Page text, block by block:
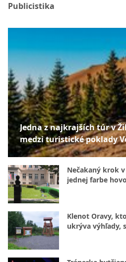
Publicistika
Jedna z najkrajších túr v
medzi turistické poklady
Nečakaný krok
jednej farbe
Klenot Oravy,
ukrýva výhľady,